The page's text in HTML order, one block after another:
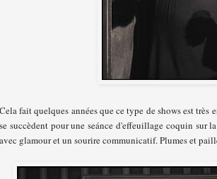
Cela fait quelques années que ce type de shows est très
se succèdent pour une seánce d'effeuillage coquin sur
avec glamour et un sourire communicatif. Plumes et